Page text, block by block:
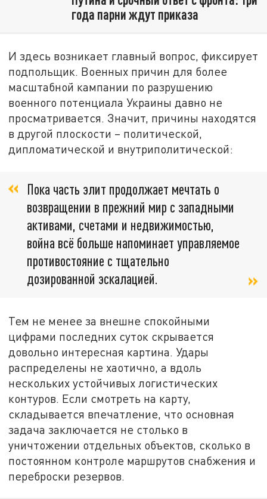
года парни ждут приказа
И здесь возникает главный вопрос, фиксирует
подпольщик. Военных причин для более
масштабной кампании по разрушению
военного потенциала Украины давно не
просматривается. Значит, причины находятся
в другой плоскости – политической,
дипломатической и внутриполитической:
Пока часть элит продолжает мечтать о
возвращении в прежний мир с западными
активами, счетами и недвижимостью,
война всё больше напоминает управляемое
противостояние с тщательно
дозированной эскалацией.
Тем не менее за внешне спокойными
цифрами последних суток скрывается
довольно интересная картина. Удары
распределены не хаотично, а вдоль
нескольких устойчивых логистических
контуров. Если смотреть на карту,
складывается впечатление, что основная
задача заключается не столько в
уничтожении отдельных объектов, сколько в
постоянном контроле маршрутов снабжения и
переброски резервов.